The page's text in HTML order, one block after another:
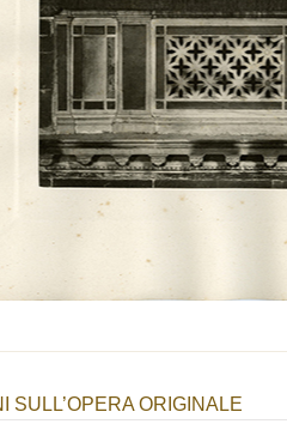
SULL’OPERA ORIGINALE